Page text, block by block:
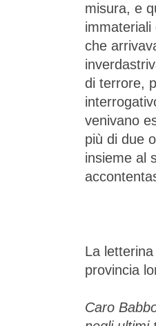
misura, e
che
di terrore,
venivano
più di due
insieme al
La
provincia
Caro